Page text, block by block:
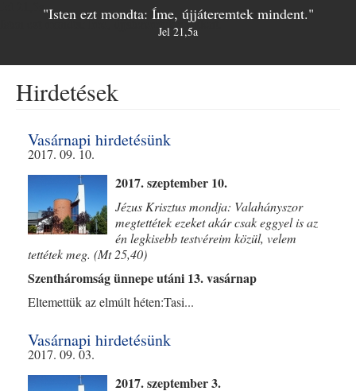
Jel 21,5a
Isten ezt mondta: Íme, újjáteremtek mindent.
"Isten ezt mondta: Íme, újjáteremtek mindent."
Jel 21,5a
Hirdetések
Vasárnapi hirdetésünk
2017. 09. 10.
2017. szeptember 10.
Jézus Krisztus mondja: Valahányszor
megtettétek ezeket akár csak eggyel is az
én legkisebb testvéreim közül, velem
tettétek meg. (Mt 25,40)
Szentháromság ünnepe utáni 13. vasárnap
Eltemettük az elmúlt héten:Tasi...
Vasárnapi hirdetésünk
2017. 09. 03.
2017. szeptember 3.